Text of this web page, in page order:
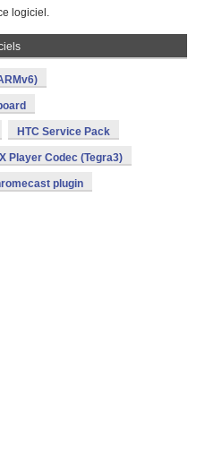
logiciel.
HTC Service Pack
Player Codec (Tegra3)
plugin